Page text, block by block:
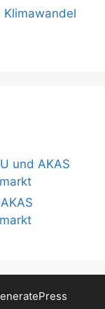
Klimawandel
und AKAS